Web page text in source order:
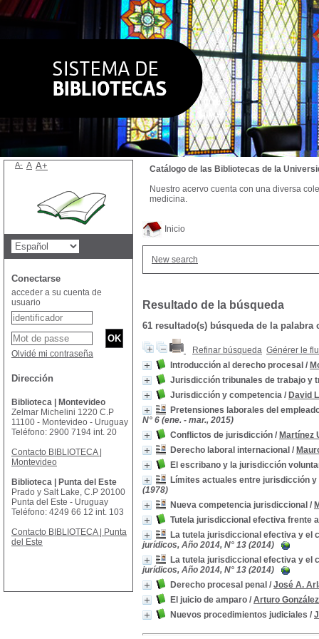
Inicio
New search
Resultado de la búsqueda
61 resultado(s) búsqueda de la palabra
Refinar búsqueda Générer le
Introducción al derecho procesal /
Jurisdicción tribunales de trabajo y
Jurisdicción y competencia / David
Pretensiones laborales del
N° 6 (ene. - mar., 2015)
Conflictos de jurisdicción / Martínez
Derecho laboral internacional /
El escribano y la jurisdicción
Límites actuales entre jurisdicción
(1978)
Nueva competencia jurisdiccional /
Tutela jurisdiccional efectiva frente
La tutela jurisdiccional efectiva y el
jurídicos, Año 2014, N° 13 (2014)
La tutela jurisdiccional efectiva y el
jurídicos, Año 2014, N° 13 (2014)
Derecho procesal penal / José A.
El juicio de amparo / Arturo
Nuevos procedimientos judiciales /
Catálogo de las Bibliotecas de la
Nuestro acervo cuenta con una diversa
medicina.
A- A A+
Conectarse
acceder a su cuenta de
usuario
Olvidé mi contraseña
Dirección
Biblioteca | Montevideo
Zelmar Michelini 1220 C.P
11100 - Montevideo - Uruguay
Teléfono: 2900 7194 int. 20
Contacto BIBLIOTECA |
Montevideo
Biblioteca | Punta del Este
Prado y Salt Lake, C.P 20100
Punta del Este - Uruguay
Teléfono: 4249 66 12 int. 103
Contacto BIBLIOTECA | Punta
del Este